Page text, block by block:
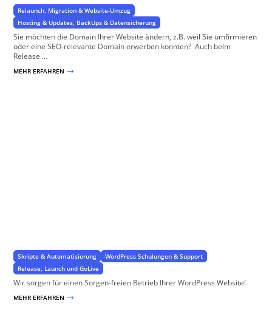
Relaunch, Migration & Website-Umzug
Hosting & Updates, BackUps & Datensicherung
Sie möchten die Domain Ihrer Website ändern, z.B. weil Sie umfirmieren
oder eine SEO-relevante Domain erwerben konnten? Auch beim
Release ...
MEHR ERFAHREN $
Skripte & Automatisierung
WordPress Schulungen & Support
Release, Launch und GoLive
Wir sorgen für einen Sorgen-freien Betrieb Ihrer WordPress Website!
MEHR ERFAHREN $